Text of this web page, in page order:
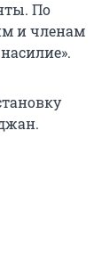
По
и членам